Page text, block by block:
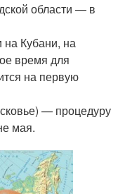
области — в
Кубани, на
время для
на первую
— процедуру
мая.